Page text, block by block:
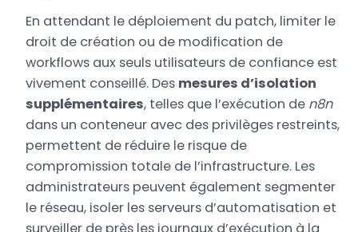
En attendant le déploiement du patch, limiter le
droit de création ou de modification de
workflows aux seuls utilisateurs de confiance est
vivement conseillé. Des mesures d’isolation
supplémentaires, telles que l’exécution de n8n
dans un conteneur avec des privilèges restreints,
permettent de réduire le risque de
compromission totale de l’infrastructure. Les
administrateurs peuvent également segmenter
le réseau, isoler les serveurs d’automatisation et